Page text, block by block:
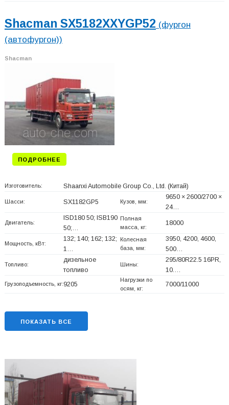
Shacman SX5182XXYGP52 (фургон
(автофургон))
Shacman
ПОДРОБНЕЕ
Изготовитель: Shaanxi Automobile Group Co., Ltd. (Китай)
Шасси: SX1182GP5 Кузов, мм:
9650 × 2600/2700 ×
24…
Двигатель:
ISD180 50; ISB190
50;…
Полная
масса, кг:
18000
Мощность, кВт:
132; 140; 162; 132;
1…
Колесная
база, мм:
3950, 4200, 4600,
500…
Топливо:
дизельное
топливо
Шины:
295/80R22.5 16PR,
10.…
Грузоподъемность, кг:9205
Нагрузки по
осям, кг:
7000/11000
ПОКАЗАТЬ ВСЕ